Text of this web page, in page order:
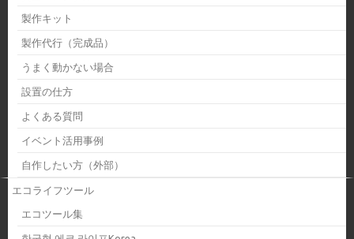
製作キット
製作代行（完成品）
うまく動かない場合
設置の仕方
よくある質問
イベント活用事例
自作したい方（外部）
エコライフツール
エコツール集